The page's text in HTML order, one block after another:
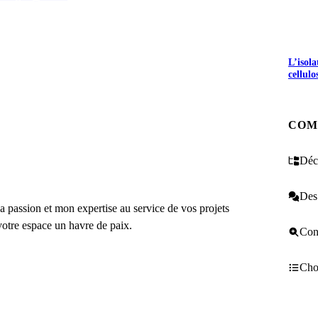
et mon expertise au service de vos projets
espace un havre de paix.